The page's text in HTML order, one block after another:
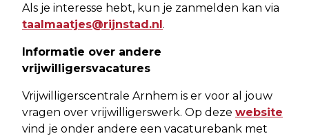
Als je interesse hebt, kun je zanmelden kan via
taalmaatjes@rijnstad.nl.
Informatie over andere
vrijwilligersvacatures
Vrijwilligerscentrale Arnhem is er voor al jouw
vragen over vrijwilligerswerk. Op deze website
vind je onder andere een vacaturebank met